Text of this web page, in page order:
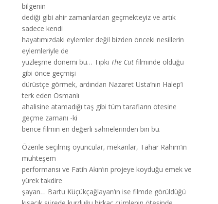
bilgenin
dediği gibi ahir zamanlardan geçmekteyiz ve artık
sadece kendi
hayatımızdaki eylemler değil bizden önceki nesillerin
eylemleriyle de
yüzleşme dönemi bu… Tıpkı The Cutfilminde olduğu
gibi önce geçmişi
dürüstçe görmek, ardından Nazaret Usta’nın Halep’i
terk eden Osmanlı
ahalisine atamadığı taş gibi tüm tarafların ötesine
geçme zamanı -ki
bence filmin en değerli sahnelerinden biri bu.
Özenle seçilmiş oyuncular, mekanlar, Tahar Rahim’in
muhteşem
performansı ve Fatih Akın’ın projeye koyduğu emek ve
yürek takdire
şayan… Bartu Küçükçağlayan’ın ise filmde görüldüğü